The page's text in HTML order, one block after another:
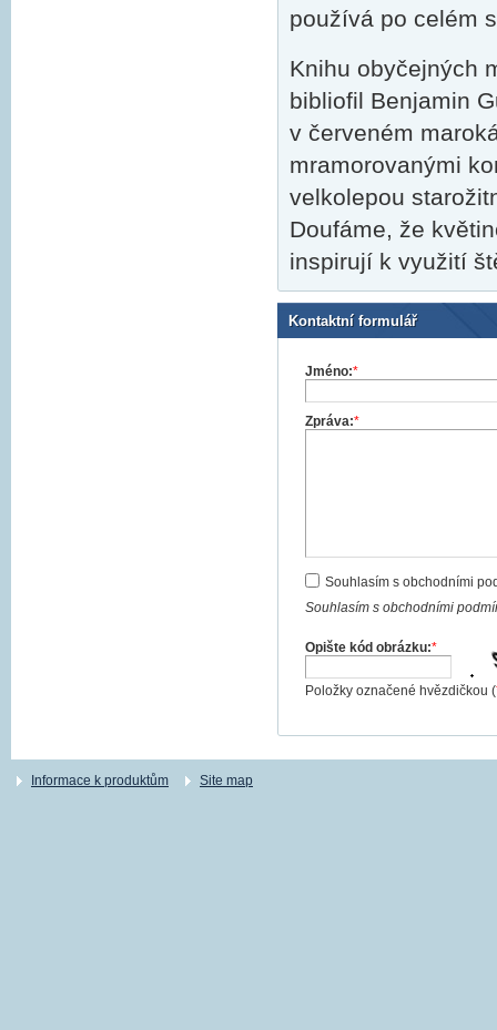
používá po celém
Knihu obyčejných
bibliofil Benjamin
v červeném
mramorovanými
velkolepou
Doufáme, že
inspirují k využití
Kontaktní formulář
Jméno:*
Zpráva:*
Souhlasím s obchodními
Souhlasím s obchodními
Opište kód obrázku:*
Položky označené hvězdičkou (
Informace k produktům Site map